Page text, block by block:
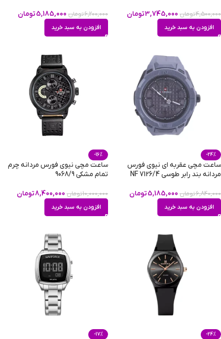
4,500,000تومان 3,745,000تومان
افزودن به سبد خرید
6,200,000تومان 5,185,000تومان
افزودن به سبد خرید
-24%
ساعت مچی عقربه ای نیوی فورس
مردانه بند رابر طوسی NF 7126/4
6,840,000تومان 5,185,000تومان
افزودن به سبد خرید
-16%
ساعت مچی نیوی فورس مردانه چرم
تمام مشکی 9068/9
10,000,000تومان 8,400,000تومان
افزودن به سبد خرید
-24%
-17%